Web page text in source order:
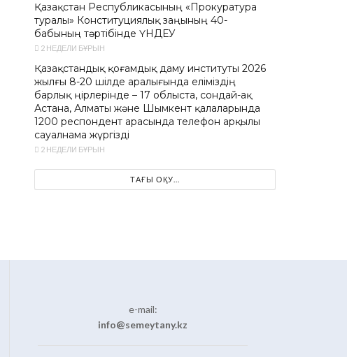
Қазақстан Республикасының «Прокуратура
туралы» Конституциялық заңының 40-
бабының тәртібінде ҮНДЕУ
2 НЕДЕЛИ БҰРЫН
Қазақстандық қоғамдық даму институты 2026
жылғы 8-20 шілде аралығында еліміздің
барлық өңірлерінде – 17 облыста, сондай-ақ
Астана, Алматы және Шымкент қалаларында
1200 респондент арасында телефон арқылы
сауалнама жүргізді
2 НЕДЕЛИ БҰРЫН
ТАҒЫ ОҚУ...
e-mail:
info@semeytany.kz